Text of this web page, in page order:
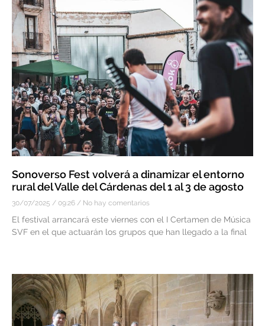
Sonoverso Fest volverá a dinamizar el entorno
rural del Valle del Cárdenas del 1 al 3 de agosto
30/07/2025 09:26 No hay comentarios
El festival arrancará este viernes con el I Certamen de Música
SVF en el que actuarán los grupos que han llegado a la final